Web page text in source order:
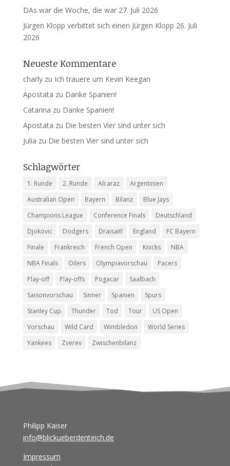
DAs war die Woche, die war 27. Juli 2026
Jürgen Klopp verbittet sich einen Jürgen Klopp 26. Juli
2026
Neueste Kommentare
charlyzu Ich trauere um Kevin Keegan
Apostata zu Danke Spanien!
Catarina zu Danke Spanien!
Apostata zu Die besten Vier sind unter sich
Julia zu Die besten Vier sind unter sich
Schlagwörter
1. Runde 2. Runde Alcaraz
Argentinien
Australian Open
Bayern Bilanz
Blue Jays
Champions League
Conference Finals
Deutschland
Djokovic
Dodgers Draisaitl England
FC Bayern
Finale
Frankreich French Open Knicks
NBA
NBA Finals
Oilers Olympiavorschau
Pacers
Play-off
Play-offs Pogacar
Saalbach
Saisonvorschau
Sinner Spanien
Spurs
Stanley Cup
Thunder Tod Tour
US Open
Vorschau
Wild Card Wimbledon
World Series
Yankees
Zverev Zwischenbilanz
Philipp Kaiser
info@blickueberdenteich.de
Impressum